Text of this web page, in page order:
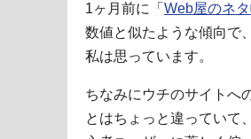
1ヶ月前に「 Web屋のネ
数値と似たような傾向で
私は思っています。
ちなみにウチのサイトへ
とはちょっと違っていて